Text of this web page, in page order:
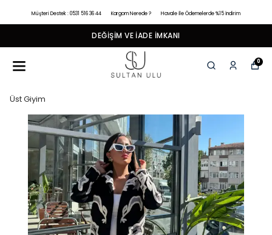
Müşteri Destek : 0531 516 36 44 Kargom Nerede ? Havale İle Ödemelerde %15 İndirim
DEĞIŞIM VE İADE İMKANI
0
Üst Giyim